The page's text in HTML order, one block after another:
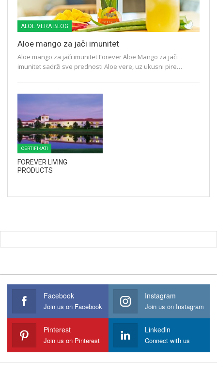
ALOE VERA BLOG
Aloe mango za jači imunitet
Aloe mango za jači imunitet Forever Aloe Mango za jači
imunitet sadrži sve prednosti Aloe vere, uz ukusni pire…
CERTIFIKATI
FOREVER LIVING
PRODUCTS
Facebook
Join us on Facebook
Instagram
Join us on Instagram
Pinterest
Join us on Pinterest
Linkedin
Connect with us